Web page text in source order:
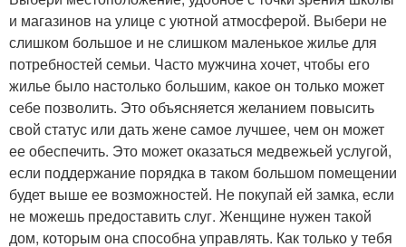
и магазинов на улице с уютной атмосферой. Выбери не
слишком большое и не слишком маленькое жилье для
потребностей семьи. Часто мужчина хочет, чтобы его
жилье было настолько большим, какое он только может
себе позволить. Это объясняется желанием повысить
свой статус или дать жене самое лучшее, чем он может
ее обеспечить. Это может оказаться медвежьей услугой,
если поддержание порядка в таком большом помещении
будет выше ее возможностей. Не покупай ей замка, если
не можешь предоставить слуг. Женщине нужен такой
дом, которым она способна управлять. Как только у тебя